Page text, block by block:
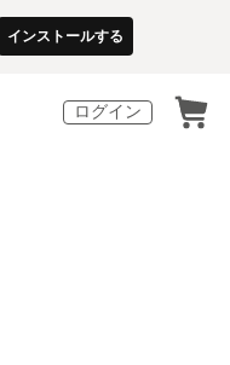
インストールする
ログイン